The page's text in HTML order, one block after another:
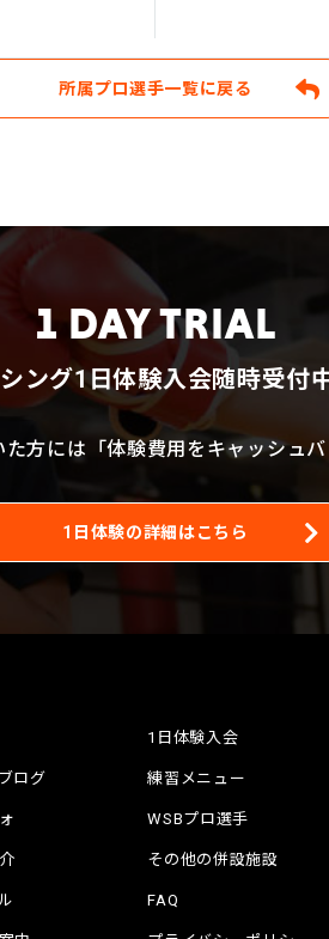
所属プロ選手一覧に戻る
1 DAY TRIAL
ング1日体験入会随時受付
た方には 「体験費用をキャッシュバ
1日体験の詳細はこちら
1日体験入会
ログ 練習メニュー
WSBプロ選手
その他の併設施設
FAQ